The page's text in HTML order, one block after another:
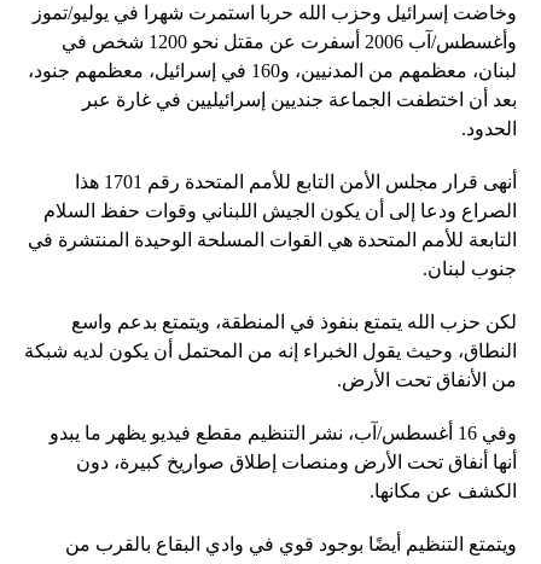
وخاضت إسرائيل وحزب الله حربا استمرت شهرا في يوليو/تموز
وأغسطس/آب 2006 أسفرت عن مقتل نحو 1200 شخص في
لبنان، معظمهم من المدنيين، و160 في إسرائيل، معظمهم جنود،
بعد أن اختطفت الجماعة جنديين إسرائيليين في غارة عبر
الحدود.
أنهى قرار مجلس الأمن التابع للأمم المتحدة رقم 1701 هذا
الصراع ودعا إلى أن يكون الجيش اللبناني وقوات حفظ السلام
التابعة للأمم المتحدة هي القوات المسلحة الوحيدة المنتشرة في
جنوب لبنان.
لكن حزب الله يتمتع بنفوذ في المنطقة، ويتمتع بدعم واسع
النطاق، وحيث يقول الخبراء إنه من المحتمل أن يكون لديه شبكة
من الأنفاق تحت الأرض.
وفي 16 أغسطس/آب، نشر التنظيم مقطع فيديو يظهر ما يبدو
أنها أنفاق تحت الأرض ومنصات إطلاق صواريخ كبيرة، دون
الكشف عن مكانها.
ويتمتع التنظيم أيضًا بوجود قوي في وادي البقاع بالقرب من